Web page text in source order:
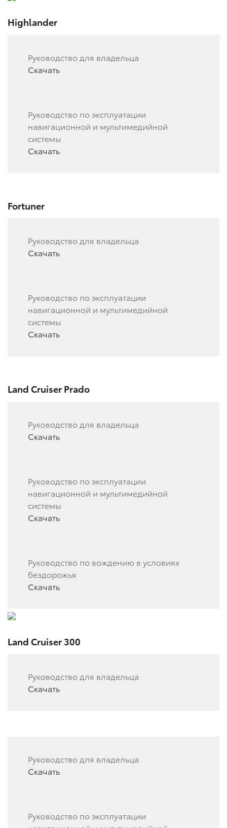
Highlander
Руководство для владельца
Скачать
Руководство по эксплуатации
навигационной и мультимедийной
системы
Скачать
Fortuner
Руководство для владельца
Скачать
Руководство по эксплуатации
навигационной и мультимедийной
системы
Скачать
Land Cruiser Prado
Руководство для владельца
Скачать
Руководство по эксплуатации
навигационной и мультимедийной
системы
Скачать
Руководство по вождению в условиях
бездорожья
Скачать
Land Cruiser 300
Руководство для владельца
Скачать
Руководство для владельца
Скачать
Руководство по эксплуатации